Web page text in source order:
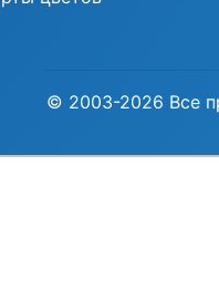
© 2003-2026 Все